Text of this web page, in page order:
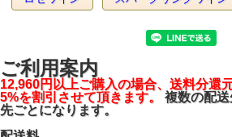
粗くフィルターをかけます。フェテア
もある、白い花やアプリコットなどの
ルーティーな果実味を感じられます。
けてゆっくり飲みすすめたいワインで
当店では、お客様に良い状態のオリー
楽しんでいただくため、室温15℃の倉
ご利用案内
12,960円以上ご購入の場合、送料分還
5%を割引させて頂きます。
複数の配
先ごとになります。